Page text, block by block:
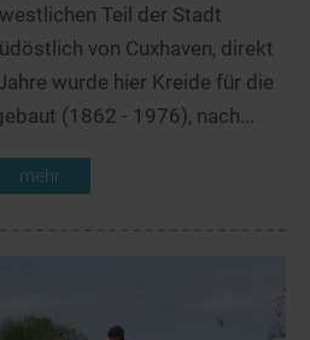
Teil der Stadt
von Cuxhaven, direkt
wurde hier Kreide für die
(1862 - 1976), nach...
mehr